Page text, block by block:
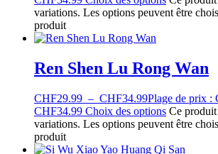
variations. Les options peuvent être
produit
Ren Shen Lu Rong Wan
CHF29.99 – CHF34.99Plage de prix :
CHF34.99 Choix des options Ce
variations. Les options peuvent être
produit